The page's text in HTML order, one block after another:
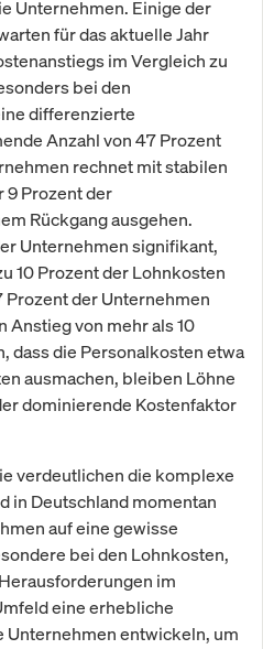
Unternehmen. Einige der
für das aktuelle Jahr
im Vergleich zu
bei den
differenzierte
Anzahl von 47 Prozent
rechnet mit stabilen
9 Prozent der
Rückgang ausgehen.
Unternehmen signifikant,
10 Prozent der Lohnkosten
Prozent der Unternehmen
von mehr als 10
dass die Personalkosten etwa
ausmachen, bleiben Löhne
dominierende Kostenfaktor
verdeutlichen die komplexe
in Deutschland momentan
auf eine gewisse
bei den Lohnkosten,
im
eine erhebliche
Unternehmen entwickeln, um